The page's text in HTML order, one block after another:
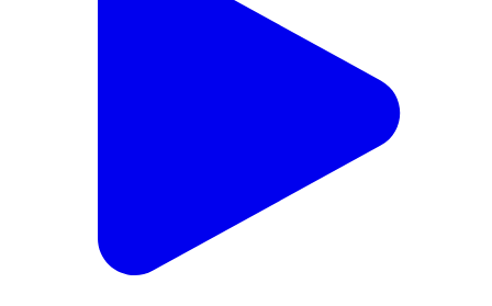
सारंगढ़-बिलाईगढ़ में आयोजित साप्ताहिक जनदर्शन में कलेक्टर